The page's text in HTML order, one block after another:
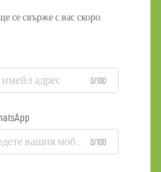
се свърже с вас скоро.
0/100
0/100